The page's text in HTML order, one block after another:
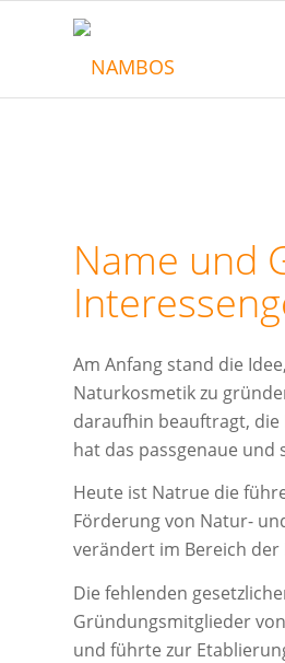
Name und
Am Anfang stand die
Naturkosmetik zu
daraufhin beauftragt, die
hat das passgenaue und
Heute ist Natrue die
Förderung von Natur-
verändert im Bereich
Die fehlenden
Gründungsmitglieder von
und führte zur